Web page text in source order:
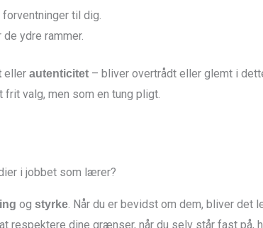
til dig.
ydre rammer.
eller autenticitet – bliver overtrådt eller glemt i
valg, men som en tung pligt.
i jobbet som lærer?
og styrke. Når du er bevidst om dem, bliver
respektere dine grænser, når du selv står fast på,